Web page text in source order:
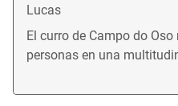
Lucas
El curro de Campo do
personas en una